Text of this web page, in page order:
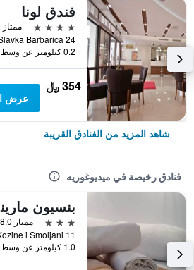
فندق لونا
4 نجوم
ممتاز 9.2
0.2 كيلومتر عن وسط المدينة
354 ﷼
عرض
شاهد المزيد من الفنادق القريبة
فنادق رخيصة في ميديوغوريه
3 نجوم
ممتاز 8.0
1.0 كيلومتر عن وسط المدينة